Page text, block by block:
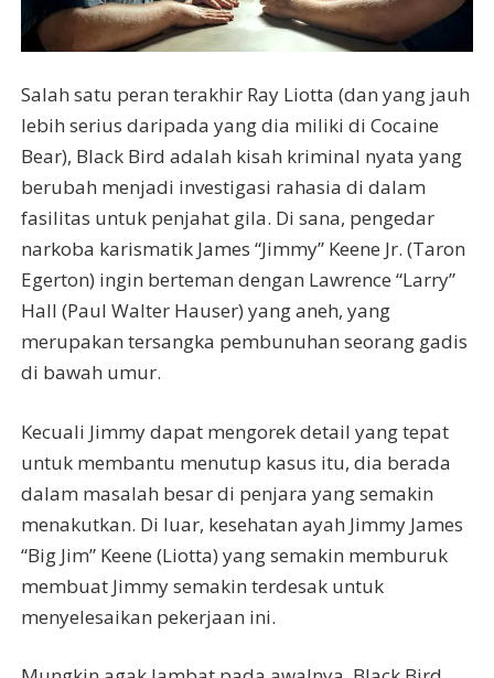
Salah satu peran terakhir Ray Liotta (dan yang jauh
lebih serius daripada yang dia miliki di Cocaine
Bear), Black Bird adalah kisah kriminal nyata yang
berubah menjadi investigasi rahasia di dalam
fasilitas untuk penjahat gila. Di sana, pengedar
narkoba karismatik James “Jimmy” Keene Jr. (Taron
Egerton) ingin berteman dengan Lawrence “Larry”
Hall (Paul Walter Hauser) yang aneh, yang
merupakan tersangka pembunuhan seorang gadis
di bawah umur.
Kecuali Jimmy dapat mengorek detail yang tepat
untuk membantu menutup kasus itu, dia berada
dalam masalah besar di penjara yang semakin
menakutkan. Di luar, kesehatan ayah Jimmy James
“Big Jim” Keene (Liotta) yang semakin memburuk
membuat Jimmy semakin terdesak untuk
menyelesaikan pekerjaan ini.